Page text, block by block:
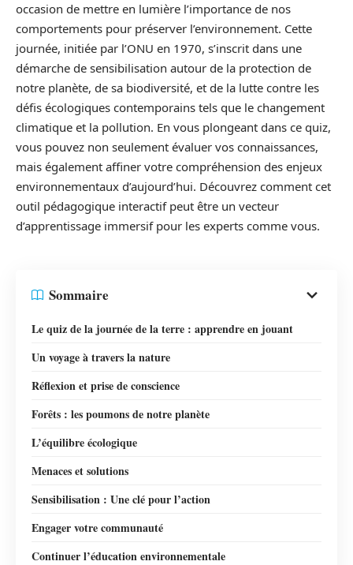
occasion de mettre en lumière l’importance de nos
comportements pour préserver l’environnement. Cette
journée, initiée par l’ONU en 1970, s’inscrit dans une
démarche de sensibilisation autour de la protection de
notre planète, de sa biodiversité, et de la lutte contre les
défis écologiques contemporains tels que le changement
climatique et la pollution. En vous plongeant dans ce quiz,
vous pouvez non seulement évaluer vos connaissances,
mais également affiner votre compréhension des enjeux
environnementaux d’aujourd’hui. Découvrez comment cet
outil pédagogique interactif peut être un vecteur
d’apprentissage immersif pour les experts comme vous.
Sommaire
Le quiz de la journée de la terre : apprendre en jouant
Un voyage à travers la nature
Réflexion et prise de conscience
Forêts : les poumons de notre planète
L’équilibre écologique
Menaces et solutions
Sensibilisation : Une clé pour l’action
Engager votre communauté
Continuer l’éducation environnementale